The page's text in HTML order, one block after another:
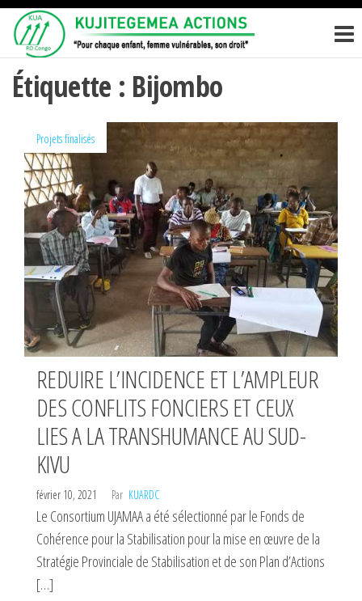
Passer
contenu
ACTIONS
enfant,
Étiquette : Bijombo
Projets finalisés
REDUIRE L’INCIDENCE ET L’AMPLEUR
DES CONFLITS FONCIERS ET CEUX
LIES A LA TRANSHUMANCE AU SUD-
KIVU
février 10, 2021 Par KUARDC
Le Consortium UJAMAA a été sélectionné par le Fonds de
Cohérence pour la Stabilisation pour la mise en œuvre de la
Stratégie Provinciale de Stabilisation et de son Plan d’Actions
[…]